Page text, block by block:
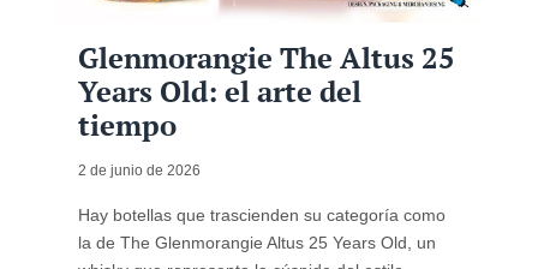
Glenmorangie The Altus 25
Years Old: el arte del
tiempo
2 de junio de 2026
Hay botellas que trascienden su categoría como
la de The Glenmorangie Altus 25 Years Old, un